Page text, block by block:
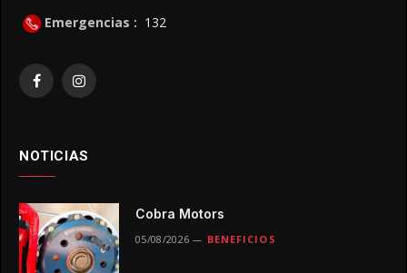
Emergencias : 132
FacebookInstagram
NOTICIAS
Cobra Motors
05/08/2026 BENEFICIOS